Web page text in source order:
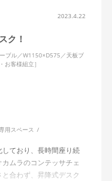
2023.4.22
ク！
ブル／W1150×D575／天板ブ
お客様組立］
用スペース
ており、長時間座り続
ムラのコンテッサチェ
合わず、昇降式デスク